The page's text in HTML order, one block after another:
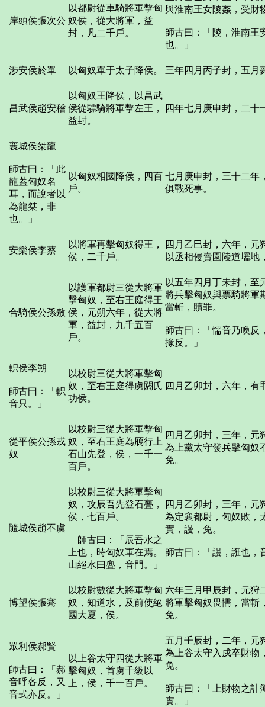
岸頭侯張次公
以都尉從車騎將軍擊匈
奴侯，從大將軍，益
封，凡二千戶。
與淮南王女陵姦，受財
師古曰：「陵，淮南王
也。」
涉安侯於單 以匈奴單于太子降侯。 三年四月丙子封，五月
昌武侯趙安稽
以匈奴王降侯，以昌武
侯從驃騎將軍擊左王，
益封。
四年七月庚申封，二十
襄城侯桀龍
師古曰：「此
龍蓋匈奴名
耳，而說者以
為龍桀，非
也。」
以匈奴相國降侯，四百
戶。
七月庚申封，三十二年
俱戰死事。
安樂侯李蔡
以將軍再擊匈奴得王，
侯，二千戶。
四月乙巳封，六年，元
以丞相侵賣園陵道壖地
合騎侯公孫敖
以護軍都尉三從大將軍
擊匈奴，至右王庭得王
侯，元朔六年，從大將
軍，益封，九千五百
戶。
以五年四月丁未封，至
將兵擊匈奴與票騎將軍
當斬，贖罪。
師古曰：「懦音乃喚反
掾反。」
軹侯李朔
師古曰：「軹
音只。」
以校尉三從大將軍擊匈
奴，至右王庭得虜閼氏
功侯。
四月乙卯封，六年，有
從平侯公孫戎
奴
以校尉三從大將軍擊匈
奴，至右王庭為鴈行上
石山先登，侯，一千一
百戶。
四月乙卯封，三年，元
為上黨太守發兵擊匈奴
免。
隨城侯趙不虞
以校尉三從大將軍擊匈
奴，攻辰吾先登石亹，
侯，七百戶。
師古曰：「辰吾水之
上也，時匈奴軍在焉。
山絕水曰亹，音門。」
四月乙卯封，三年，元
為定襄都尉，匈奴敗，
實，謾，免。
師古曰：「謾，誑也，
博望侯張騫
以校尉數從大將軍擊匈
奴，知道水，及前使絕
國大夏，侯。
六年三月甲辰封，元狩
將軍擊匈奴畏懦，當斬
免。
眾利侯郝賢
師古曰：「郝
音呼各反，又
音式亦反。」
以上谷太守四從大將軍
擊匈奴，首虜千級以
上，侯，千一百戶。
五月壬辰封，二年，元
為上谷太守入戍卒財物
免。
師古曰：「上財物之計
實。」